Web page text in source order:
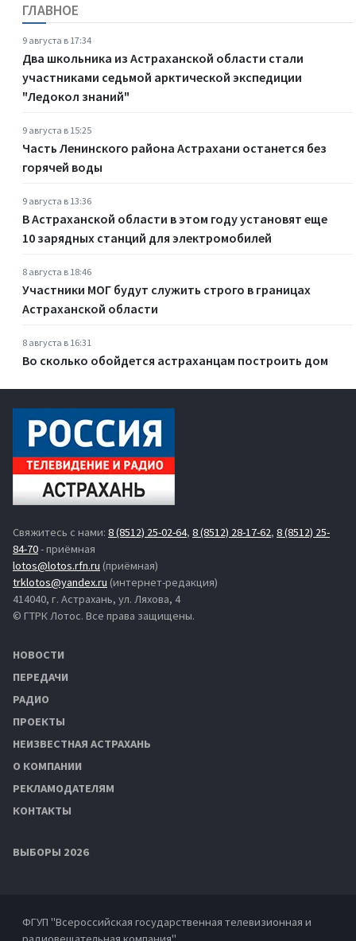
ГЛАВНОЕ
9 августа в 17:34
Два школьника из Астраханской области стали
участниками седьмой арктической экспедиции
"Ледокол знаний"
9 августа в 15:25
Часть Ленинского района Астрахани останется без
горячей воды
9 августа в 13:36
В Астраханской области в этом году установят еще
10 зарядных станций для электромобилей
8 августа в 18:46
Участники МОГ будут служить строго в границах
Астраханской области
8 августа в 16:31
Во сколько обойдется астраханцам построить дом
Свяжитесь с нами: 8 (8512) 25-02-64, 8 (8512) 28-17-62, 8 (8512) 25-
84-70- приёмная
lotos@lotos.rfn.ru (приёмная)
trklotos@yandex.ru (интернет-редакция)
414040, г. Астрахань, ул. Ляхова, 4
© ГТРК Лотос. Все права защищены.
НОВОСТИ
ПЕРЕДАЧИ
РАДИО
ПРОЕКТЫ
НЕИЗВЕСТНАЯ АСТРАХАНЬ
О КОМПАНИИ
РЕКЛАМОДАТЕЛЯМ
КОНТАКТЫ
ВЫБОРЫ 2026
ФГУП "Всероссийская государственная телевизионная и